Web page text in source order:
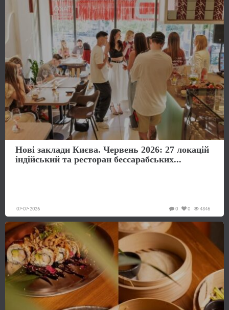
Нові заклади Києва. Червень 2026: 27 локацій
індійський та ресторан бессарабських...
07-07-2026 4846
0
0